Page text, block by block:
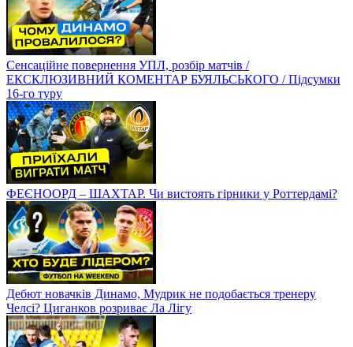
Сенсаційне повернення УПЛ, розбір матчів /
ЕКСКЛЮЗИВНИЙ КОМЕНТАР БУЯЛЬСЬКОГО / Підсумки
16-го туру
ФЕЄНООРД – ШАХТАР. Чи вистоять гірники у Роттердамі?
Дебют новачків Динамо, Мудрик не подобається тренеру
Челсі? Циганков розриває Ла Лігу